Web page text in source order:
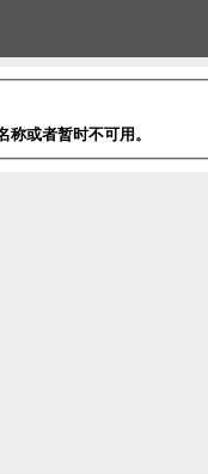
或者暂时不可用。